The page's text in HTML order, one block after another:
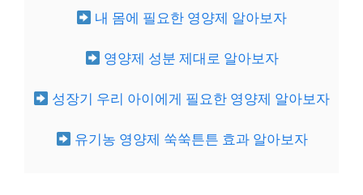
내 몸에 필요한 영양제 알아보자
영양제 성분 제대로 알아보자
성장기 우리 아이에게 필요한 영양제 알아보자
유기농 영양제 쑥쑥튼튼 효과 알아보자